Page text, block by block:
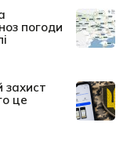
погоди
захист
це